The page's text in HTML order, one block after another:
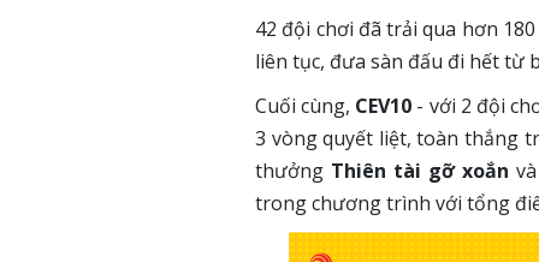
42 đội chơi đã trải qua hơn
liên tục, đưa sàn đấu đi hết từ
Cuối cùng, CEV10 - với 2 đội
3 vòng quyết liệt, toàn thắng
thưởng Thiên tài gỡ xoắn
trong chương trình với tổng